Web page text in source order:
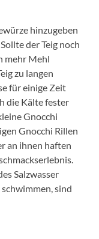
hinzugeben
der Teig noch
mehr Mehl
zu langen
für einige Zeit
die Kälte fester
Gnocchi
Gnocchi Rillen
an ihnen haften
Salzwasser
sind